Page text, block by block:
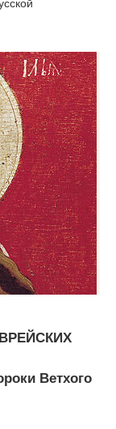
Ветхого